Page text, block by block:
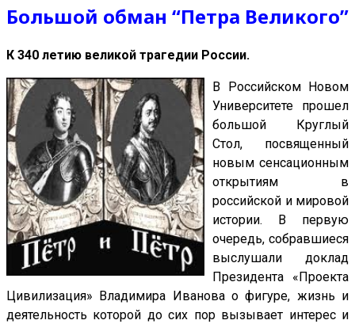
Большой обман “Петра Великого”
К 340 летию великой трагедии России.
В Российском Новом
Университете прошел
большой Круглый
Стол, посвященный
новым сенсационным
открытиям в
российской и мировой
истории. В первую
очередь, собравшиеся
выслушали доклад
Президента «Проекта
Цивилизация» Владимира Иванова о фигуре, жизнь и
деятельность которой до сих пор вызывает интерес и